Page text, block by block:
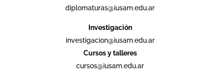
diplomaturas@iusam.edu.ar
Investigación
investigacion@iusam.edu.ar
Cursos y talleres
cursos@iusam.edu.ar